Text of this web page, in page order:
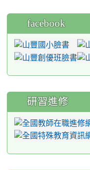
facebook
研習進修